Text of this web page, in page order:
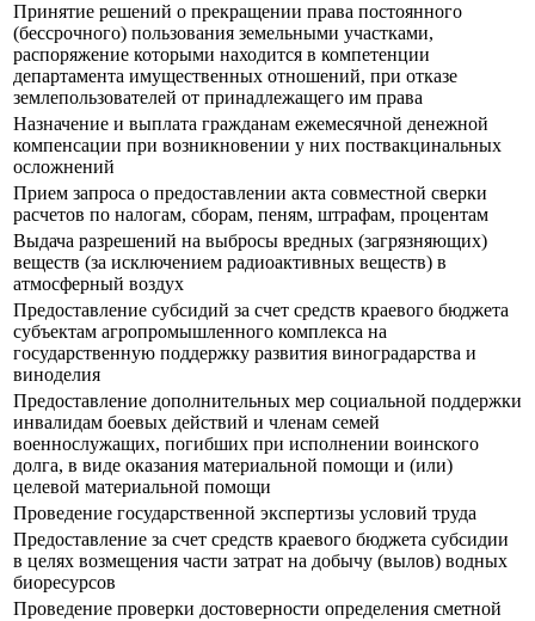
Принятие решений о прекращении права постоянного
(бессрочного) пользования земельными участками,
распоряжение которыми находится в компетенции
департамента имущественных отношений, при отказе
землепользователей от принадлежащего им права
Назначение и выплата гражданам ежемесячной денежной
компенсации при возникновении у них поствакцинальных
осложнений
Прием запроса о предоставлении акта совместной сверки
расчетов по налогам, сборам, пеням, штрафам, процентам
Выдача разрешений на выбросы вредных (загрязняющих)
веществ (за исключением радиоактивных веществ) в
атмосферный воздух
Предоставление субсидий за счет средств краевого бюджета
субъектам агропромышленного комплекса на
государственную поддержку развития виноградарства и
виноделия
Предоставление дополнительных мер социальной поддержки
инвалидам боевых действий и членам семей
военнослужащих, погибших при исполнении воинского
долга, в виде оказания материальной помощи и (или)
целевой материальной помощи
Проведение государственной экспертизы условий труда
Предоставление за счет средств краевого бюджета субсидии
в целях возмещения части затрат на добычу (вылов) водных
биоресурсов
Проведение проверки достоверности определения сметной